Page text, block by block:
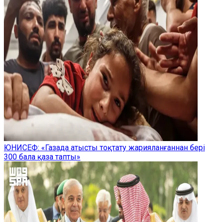
ЮНИСЕФ: «Газада атысты тоқтату жарияланғаннан бері
300 бала қаза тапты»